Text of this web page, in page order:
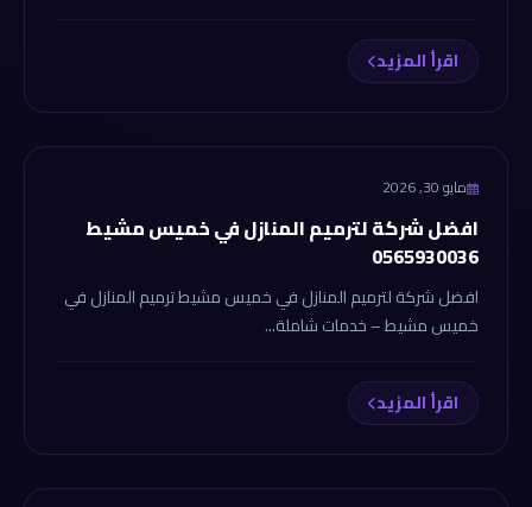
اقرأ المزيد
شركة الانجاز
مايو 30, 2026
افضل شركة لترميم المنازل في خميس مشيط
0565930036
افضل شركة لترميم المنازل في خميس مشيط ترميم المنازل في
خميس مشيط – خدمات شاملة...
اقرأ المزيد